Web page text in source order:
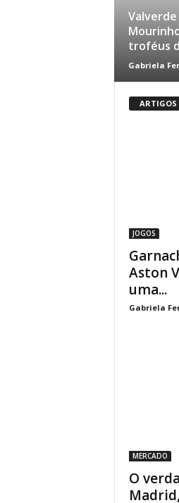
Valverde
troféus
Gabriela
ARTIGOS
JOGOS
Aston
uma...
Gabriela
MERCADO
O